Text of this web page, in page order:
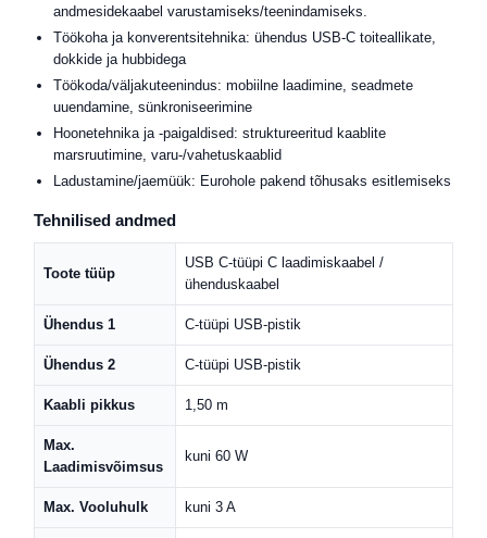
andmesidekaabel varustamiseks/teenindamiseks.
Töökoha ja konverentsitehnika: ühendus USB-C toiteallikate,
dokkide ja hubbidega
Töökoda/väljakuteenindus: mobiilne laadimine, seadmete
uuendamine, sünkroniseerimine
Hoonetehnika ja -paigaldised: struktureeritud kaablite
marsruutimine, varu-/vahetuskaablid
Ladustamine/jaemüük: Eurohole pakend tõhusaks esitlemiseks
Tehnilised andmed
Toote tüüp
USB C-tüüpi C laadimiskaabel /
ühenduskaabel
Ühendus 1 C-tüüpi USB-pistik
Ühendus 2 C-tüüpi USB-pistik
Kaabli pikkus 1,50 m
Max.
Laadimisvõimsus
kuni 60 W
Max. Vooluhulk kuni 3 A